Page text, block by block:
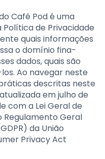
Café Pod é uma
de Privacidade
quais informações
o domínio fina-
dados, quais são
Ao navegar neste
descritas neste
em julho de
com a Lei Geral de
Regulamento Geral
da União
Privacy Act